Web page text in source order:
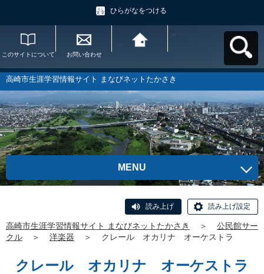
ひらがなをつける
このサイトについて お問い合わせ
たかさきへ戻る
高崎市生涯学習情報サイト まなびネットたかさき
MENU
読み上げ 読み上げ設定
高崎市生涯学習情報サイト まなびネットたかさき ＞
公民館サー
クル
＞ 洋楽器 ＞ クレール オカリナ オーケストラ
クレール オカリナ オーケストラ